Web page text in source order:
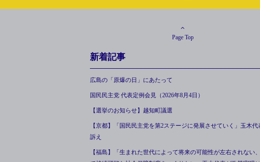
Page Top
新着記事
広島の「原爆の日」にあたって
国民民主党 代表定例会見（2026年8月4日）
【選挙のお知らせ】越知町議選
【京都】「国民民主党を第2ステージに発展させていく」玉木代
訴え
【福島】「生まれた世代によって将来の可能性が左右されない